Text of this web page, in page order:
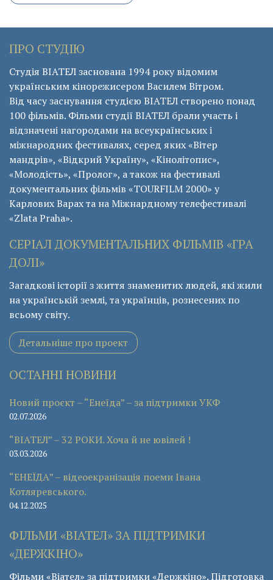
ПРО СТУДІЮ
Студія ВІАТЕЛ заснована 1994 року відомим
українським кінорежисером Василем Вітром.
Від часу заснування студією ВІАТЕЛ створено понад
100 фільмів. Фільми студії ВІАТЕЛ брали участь і
відзначені нагородами на всеукраїнських і
міжнародних фестивалях, серед яких «Вітер
мандрів», «Відкрий Україну», «Кінолітопис»,
«Молодість», «Пролог», а також на фестивалі
документальних фільмів «ТОURFILM 2000» у
Карлових Варах та на Міжнардному телефестивалі
«Zlata Praha».
СЕРІАЛ ДОКУМЕНТАЛЬНИХ ФІЛЬМІВ «ГРА
ДОЛІ»
Загадкові історії з життя знаменитих людей, які жили
на українській землі, та українців, рознесених по
всьому світу.
Детальніше про проект
ОСТАННІ НОВИНИ
Новий проєкт – “Енеїда” – за підтримки УКФ
02.07.2026
“ВІАТЕЛ” – 32 РОКИ. Хоча й не ювілей !
03.03.2026
“ЕНЕЇДА” – відеоекранізація поеми Івана
Котляревського.
04.12.2025
ФІЛЬМИ «ВІАТЕЛ» ЗА ПІДТРИМКИ
«ДЕРЖКІНО»
Фільми «Віател» за підтримки «Держкіно». Підготовка